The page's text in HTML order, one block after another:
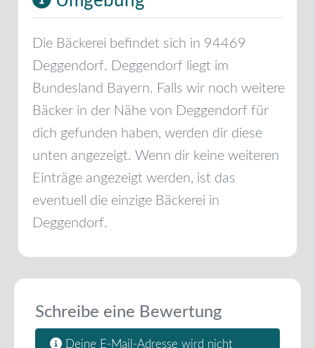
Die Bäckerei befindet sich in 94469
Deggendorf. Deggendorf liegt im
Bundesland Bayern. Falls wir noch weitere
Bäcker in der Nähe von Deggendorf für
dich gefunden haben, werden dir diese
unten angezeigt. Wenn dir keine weiteren
Einträge angezeigt werden, ist das
eventuell die einzige Bäckerei in
Deggendorf.
Schreibe eine Bewertung
Deine E-Mail-Adresse wird nicht